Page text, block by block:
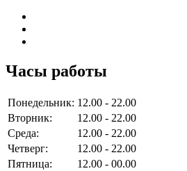
Часы работы
Понедельник: 12.00 - 22.00
Вторник:
12.00 - 22.00
Среда:
12.00 - 22.00
Четверг:
12.00 - 22.00
Пятница:
12.00 - 00.00